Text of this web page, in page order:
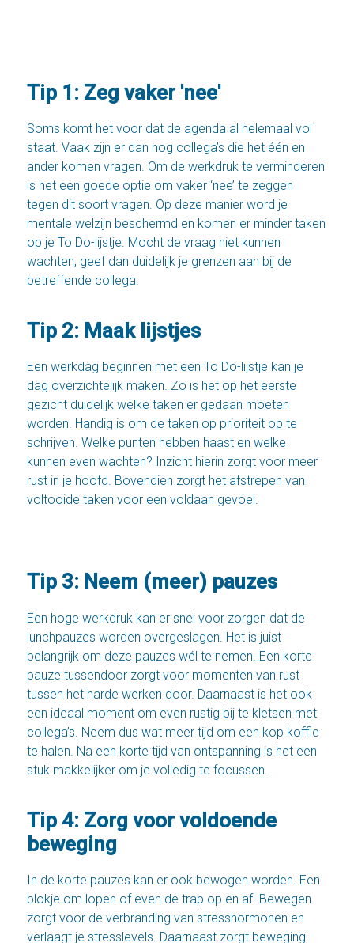
Tip 1: Zeg vaker 'nee'
Soms komt het voor dat de agenda al helemaal vol
staat. Vaak zijn er dan nog collega’s die het één en
ander komen vragen. Om de werkdruk te verminderen
is het een goede optie om vaker ‘nee’ te zeggen
tegen dit soort vragen. Op deze manier word je
mentale welzijn beschermd en komen er minder taken
op je To Do-lijstje. Mocht de vraag niet kunnen
wachten, geef dan duidelijk je grenzen aan bij de
betreffende collega.
Tip 2: Maak lijstjes
Een werkdag beginnen met een To Do-lijstje kan je
dag overzichtelijk maken. Zo is het op het eerste
gezicht duidelijk welke taken er gedaan moeten
worden. Handig is om de taken op prioriteit op te
schrijven. Welke punten hebben haast en welke
kunnen even wachten? Inzicht hierin zorgt voor meer
rust in je hoofd. Bovendien zorgt het afstrepen van
voltooide taken voor een voldaan gevoel.
Tip 3: Neem (meer) pauzes
Een hoge werkdruk kan er snel voor zorgen dat de
lunchpauzes worden overgeslagen. Het is juist
belangrijk om deze pauzes wél te nemen. Een korte
pauze tussendoor zorgt voor momenten van rust
tussen het harde werken door. Daarnaast is het ook
een ideaal moment om even rustig bij te kletsen met
collega’s. Neem dus wat meer tijd om een kop koffie
te halen. Na een korte tijd van ontspanning is het een
stuk makkelijker om je volledig te focussen.
Tip 4: Zorg voor voldoende
beweging
In de korte pauzes kan er ook bewogen worden. Een
blokje om lopen of even de trap op en af. Bewegen
zorgt voor de verbranding van stresshormonen en
verlaagt je stresslevels. Daarnaast zorgt beweging